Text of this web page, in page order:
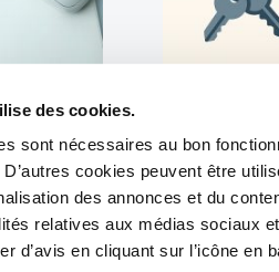
des cookies.
sont nécessaires au bon
cookies peuvent être
des annonces et du
relatives aux médias sociaux
d’avis en cliquant sur l’icône en
: les